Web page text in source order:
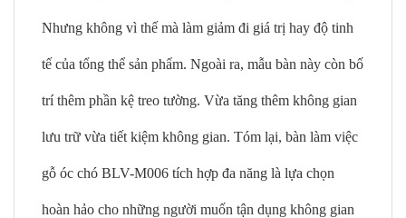
Nhưng không vì thế mà làm giảm đi giá trị hay độ tinh
tế của tổng thể sản phẩm. Ngoài ra, mẫu bàn này còn bố
trí thêm phần kệ treo tường. Vừa tăng thêm không gian
lưu trữ vừa tiết kiệm không gian. Tóm lại, bàn làm việc
gỗ óc chó BLV-M006 tích hợp đa năng là lựa chọn
hoàn hảo cho những người muốn tận dụng không gian